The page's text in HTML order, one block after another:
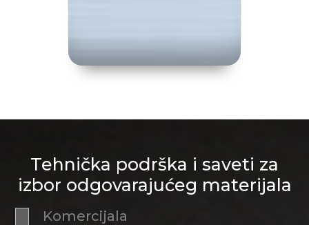
Tehnička podrška i saveti za
izbor odgovarajućeg materijala
Komercijala